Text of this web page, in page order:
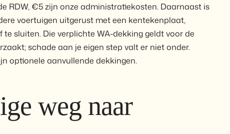
RDW, €5 zijn onze administratiekosten. Daarnaast is
voertuigen uitgerust met een kentekenplaat,
te sluiten. Die verplichte WA-dekking geldt voor de
schade aan je eigen step valt er niet onder.
optionele aanvullende dekkingen.
weg naar